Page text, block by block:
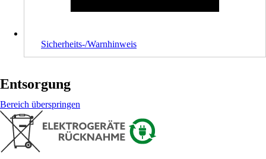
Sicherheits-/Warnhinweis
Entsorgung
Bereich überspringen